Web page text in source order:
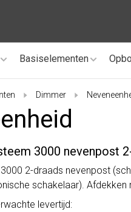
Basiselementen
Dimmer
3000 nevenpost
2-draads nevenpost
schakelaar).
levertijd: